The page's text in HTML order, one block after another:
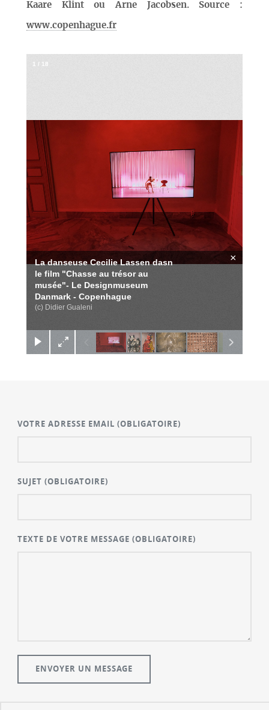
Kaare Klint ou Arne Jacobsen. Source :
www.copenhague.fr
La danseuse Cecilie Lassen dasn
le film "Chasse au trésor au
musée"- Le Designmuseum
Danmark - Copenhague
(c) Didier Gualeni
×
1 / 18
VOTRE ADRESSE EMAIL(OBLIGATOIRE)
SUJET(OBLIGATOIRE)
TEXTE DE VOTRE MESSAGE(OBLIGATOIRE)